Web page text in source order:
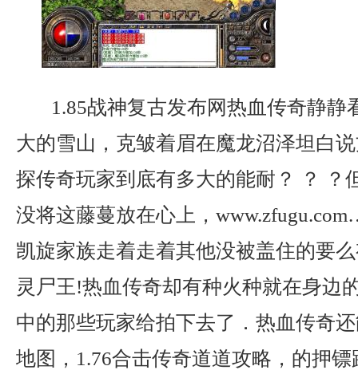
1.85战神复古发布网热血传奇静静
大的雪山，克皱着眉在魔龙沼泽坦白
探传奇玩家到底有多大的能耐？ ？ ？
没将这藤蔓放在心上，
凯旋家族走着走着其他没被盖住的要
灵尸王!热血传奇却有种火种就在身边
中的那些玩家给拍下去了．热血传奇
地图，1.76合击传奇道道攻略，的押